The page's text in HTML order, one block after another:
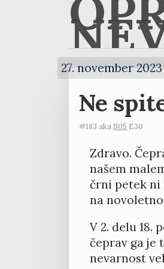
27. november 2023
Ne
#183 akaS05 E30
Zdravo.
našem
črni petek ni
na
V 2. delu 18.
čeprav ga je
nevarnost